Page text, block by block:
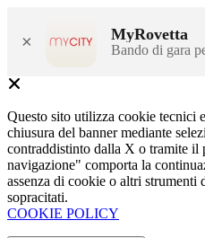
× MyRovetta
Bando di gara
Questo sito utilizza cookie tecnici
chiusura del banner mediante
contraddistinto dalla X o tramite il
navigazione" comporta la
assenza di cookie o altri strumenti
sopracitati.
COOKIE POLICY